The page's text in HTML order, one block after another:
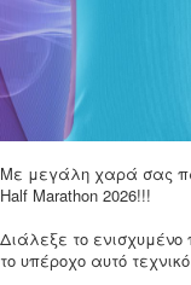
Με μεγάλη χαρά σας
Half Marathon 2026!!!
Διάλεξε το
το υπέροχο αυτό